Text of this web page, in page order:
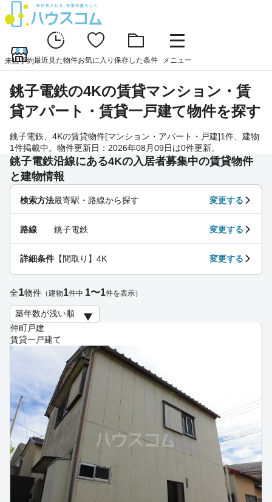
来店予約最近見た物件お気に入り 保存した条件 メニュー
銚子電鉄の4Kの賃貸マンション・賃
貸アパート・賃貸一戸建て物件を探す
銚子電鉄、4Kの賃貸物件[マンション・アパート・戸建]1件、建物
1件掲載中。物件更新日：2026年08月09日は0件更新。
銚子電鉄沿線にある4Kの入居者募集中の賃貸物件
と建物情報
仲町戸建
賃貸一戸建て
検索方法最寄駅・路線から探す 変更する
路線 銚子電鉄 変更する
詳細条件 【間取り】4K 変更する
全1物件 （建物1件中 1〜1件を表示）